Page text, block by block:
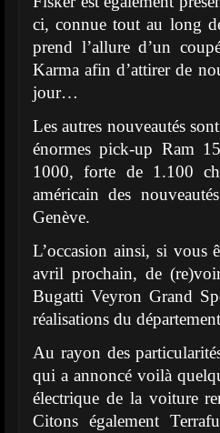
ci, connue tout au long
prend l’allure d’un
Karma afin d’attirer de
jour…
Les autres nouveautés
énormes pick-up Ram
1000, forte de 1.100
américain des
Genève.
L’occasion ainsi, si vous
avril prochain, de
Bugatti Veyron Grand
réalisations du
Au rayon des
qui a annoncé voilà
électrique de la voiture
Citons également